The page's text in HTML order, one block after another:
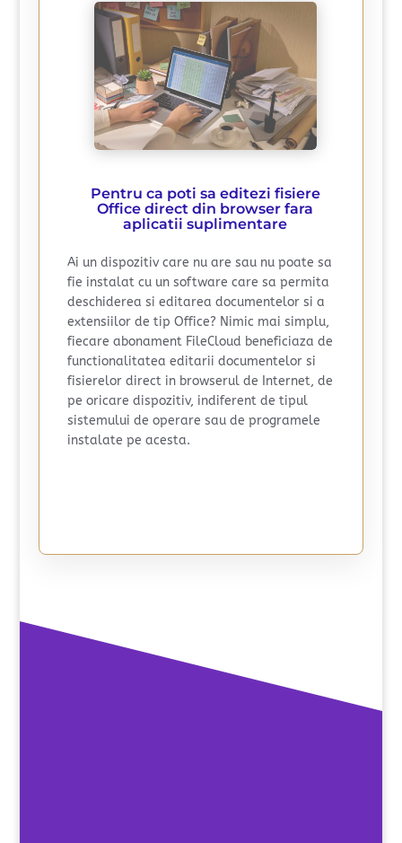
Pentru ca poti sa editezi fisiere
Office direct din browser fara
aplicatii suplimentare
Ai un dispozitiv care nu are sau nu poate sa
fie instalat cu un software care sa permita
deschiderea si editarea documentelor si a
extensiilor de tip Office? Nimic mai simplu,
fiecare abonament FileCloud beneficiaza de
functionalitatea editarii documentelor si
fisierelor direct in browserul de Internet, de
pe oricare dispozitiv, indiferent de tipul
sistemului de operare sau de programele
instalate pe acesta.